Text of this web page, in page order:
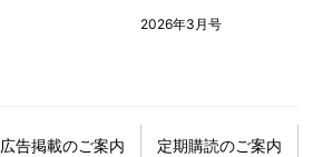
2026年3月号
広告掲載のご案内
定期購読のご案内